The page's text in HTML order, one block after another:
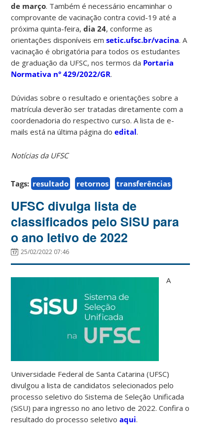
de março. Também é necessário encaminhar o
comprovante de vacinação contra covid-19 até a
próxima quinta-feira,dia 24, conforme as
orientações disponíveis emsetic.ufsc.br/vacina. A
vacinação é obrigatória para todos os estudantes
de graduação da UFSC, nos termos da Portaria
Normativa n° 429/2022/GR.
Dúvidas sobre o resultado e orientações sobre a
matrícula deverão ser tratadas diretamente com a
coordenadoria do respectivo curso. A lista de e-
mails está na última página doedital.
Notícias da UFSC
Tags: resultado retornos transferências
UFSC divulga lista de
classificados pelo SiSU para
o ano letivo de 2022
25/02/2022 07:46
A
Universidade Federal de Santa Catarina (UFSC)
divulgou a lista de candidatos selecionados pelo
processo seletivo do Sistema de Seleção Unificada
(SiSU) para ingresso no ano letivo de 2022. Confira o
resultado do processo seletivoaqui.